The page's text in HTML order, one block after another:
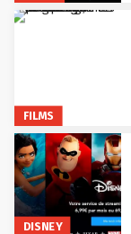
FILMS
DISNEY